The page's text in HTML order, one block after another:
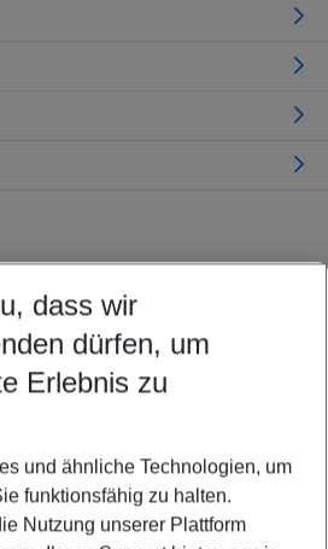
nach Ihren Wünschen
5-8 Nächte
Kinder
anzeigen
dass wir
dürfen, um
Erlebnis zu
und ähnliche Technologien, um
funktionsfähig zu halten.
Nutzung unserer Plattform